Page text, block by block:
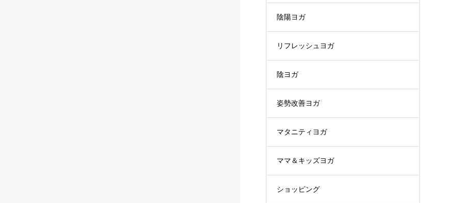
陰陽ヨガ
リフレッシュヨガ
陰ヨガ
姿勢改善ヨガ
マタニティヨガ
ママ＆キッズヨガ
ショッピング